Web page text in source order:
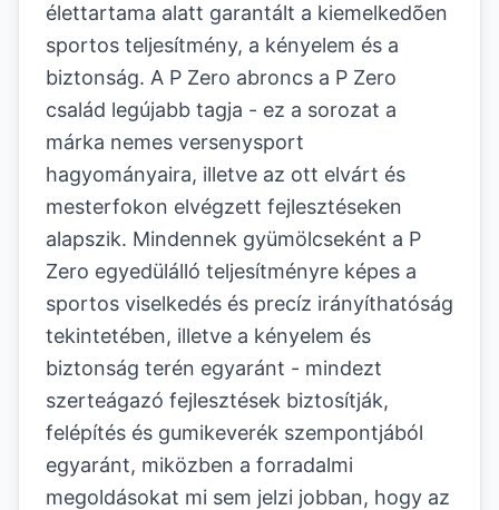
élettartama alatt garantált a kiemelkedõen
sportos teljesítmény, a kényelem és a
biztonság. A P Zero abroncs a P Zero
család legújabb tagja - ez a sorozat a
márka nemes versenysport
hagyományaira, illetve az ott elvárt és
mesterfokon elvégzett fejlesztéseken
alapszik. Mindennek gyümölcseként a P
Zero egyedülálló teljesítményre képes a
sportos viselkedés és precíz irányíthatóság
tekintetében, illetve a kényelem és
biztonság terén egyaránt - mindezt
szerteágazó fejlesztések biztosítják,
felépítés és gumikeverék szempontjából
egyaránt, miközben a forradalmi
megoldásokat mi sem jelzi jobban, hogy az